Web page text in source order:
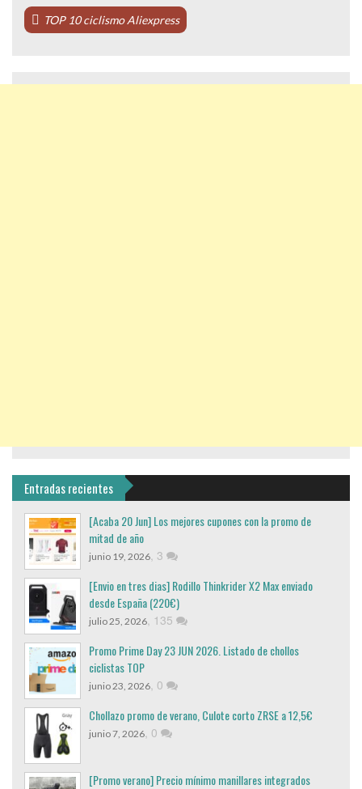
TOP 10 ciclismo Aliexpress
Entradas recientes
[Acaba 20 Jun] Los mejores cupones con la promo de
mitad de año
junio 19, 2026, 3
[Envio en tres dias] Rodillo Thinkrider X2 Max enviado
desde España (220€)
julio 25, 2026, 135
Promo Prime Day 23 JUN 2026. Listado de chollos
ciclistas TOP
junio 23, 2026, 0
Chollazo promo de verano, Culote corto ZRSE a 12,5€
junio 7, 2026, 0
[Promo verano] Precio mínimo manillares integrados